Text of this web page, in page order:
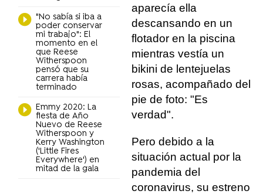
"No sabía si iba a
poder conservar
mi trabajo": El
momento en el
que Reese
Witherspoon
pensó que su
carrera había
terminado
Emmy 2020: La
fiesta de Año
Nuevo de Reese
Witherspoon y
Kerry Washington
('Little Fires
Everywhere') en
mitad de la gala
aparecía ella
descansando en un
flotador en la piscina
mientras vestía un
bikini de lentejuelas
rosas, acompañado del
pie de foto: "Es
verdad".
Pero debido a la
situación actual por la
pandemia del
coronavirus, su estreno